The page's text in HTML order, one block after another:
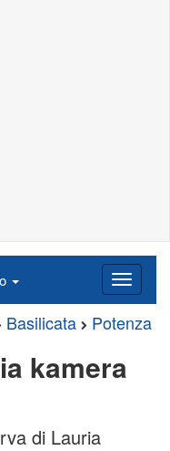
Basilicata Potenza
kamera
di Lauria